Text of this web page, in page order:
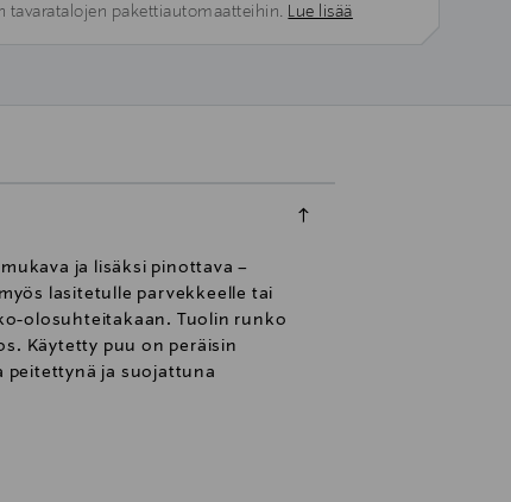
tavaratalojen pakettiautomaatteihin. Lue lisää
ja lisäksi pinottava –
lasitetulle parvekkeelle tai
olosuhteitakaan. Tuolin runko
Käytetty puu on peräisin
peitettynä ja suojattuna